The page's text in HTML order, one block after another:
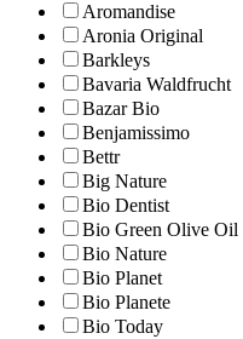
Aromandise
Aronia Original
Barkleys
Bavaria Waldfrucht
Bazar Bio
Benjamissimo
Bettr
Big Nature
Bio Dentist
Bio Green Olive Oil
Bio Nature
Bio Planet
Bio Planete
Bio Today